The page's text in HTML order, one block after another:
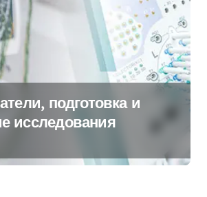
подготовка и
исследования